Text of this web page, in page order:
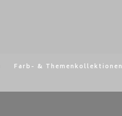
Farb- & Themenkollektionen